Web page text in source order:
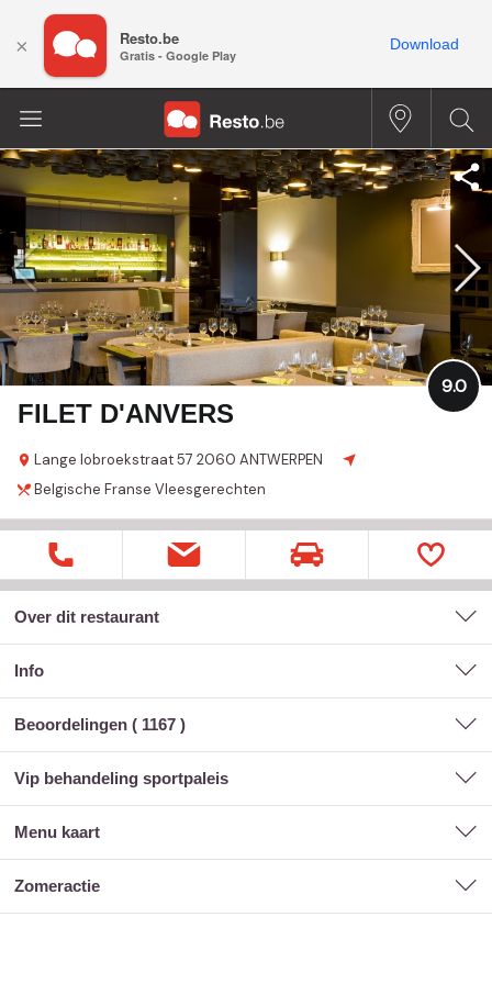
FILET D'ANVERS
Lange lobroekstraat 57 2060 ANTWERPEN
9.0
Belgische Franse Vleesgerechten
Over dit restaurant
Info
Beoordelingen ( 1167 )
vip behandeling sportpaleis
menu kaart
zomeractie
× Resto.be
Gratis - Google Play
Download